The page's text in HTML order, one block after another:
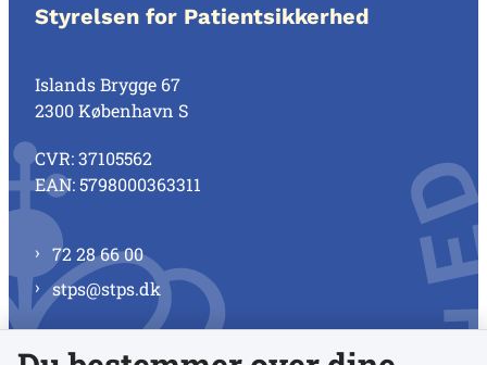
Styrelsen for Patientsikkerhed
Islands Brygge 67
2300 København S
CVR: 37105562
EAN: 5798000363311
72 28 66 00
stps@stps.dk